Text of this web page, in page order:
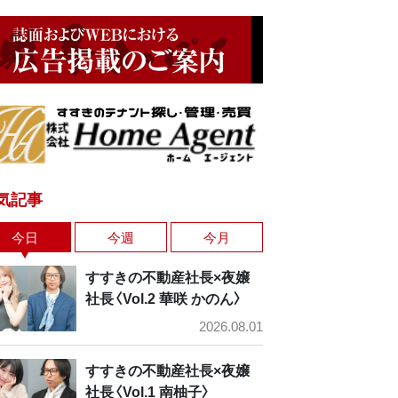
記事
今日 今週 今月
すすきの不動産社長×夜嬢
社長〈Vol.2 華咲 かのん〉
2026.08.01
すすきの不動産社長×夜嬢
社長〈Vol.1 南柚子〉